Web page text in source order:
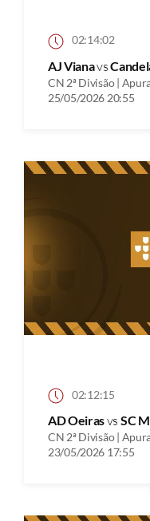
02:14:02
AJ Vianavs
CN 2ª Divisão |
25/05/2026 20:55
02:12:15
AD Oeirasvs SC
CN 2ª Divisão |
23/05/2026 17:55